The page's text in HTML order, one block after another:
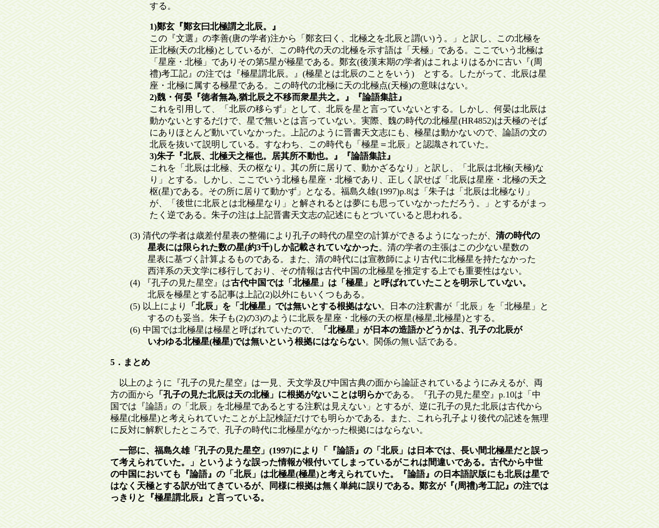
する。
1)鄭玄『鄭玄曰北極謂之北辰。』
この『文選』の李善(唐の学者)注から「鄭玄曰く、北極之を北辰と謂(い)う。」と訳し、この北極を
正北極(天の北極)としているが、この時代の天の北極を示す語は「天極」である。ここでいう北極は
「星座・北極」でありその第5星が極星である。鄭玄(後漢末期の学者)はこれよりはるかに古い『(周
禮)考工記』の注では『極星謂北辰。』(極星とは北辰のことをいう) とする。したがって、北辰は星
座・北極に属する極星である。この時代の北極に天の北極点(天極)の意味はない。
2)魏・何晏『徳者無為,猶北辰之不移而衆星共之。』『論語集註』
これを引用して、「北辰の移らず」として、北辰を星と言っていないとする。しかし、何晏は北辰は
動かないとするだけで、星で無いとは言っていない。実際、魏の時代の北極星(HR4852)は天極のそば
にありほとんど動いていなかった。上記のように晋書天文志にも、極星は動かないので、論語の文の
北辰を抜いて説明している。すなわち、この時代も「極星＝北辰」と認識されていた。
3)朱子『北辰、北極天之樞也。居其所不動也。』『論語集註』
これを「北辰は北極、天の枢なり。其の所に居りて、動かざるなり」と訳し、「北辰は北極(天極)な
り」とする。しかし、ここでいう北極も星座・北極であり、正しく訳せば「北辰は星座・北極の天之
枢(星)である。その所に居りて動かず」となる。福島久雄(1997)p.8は「朱子は「北辰は北極なり」
が、「後世に北辰とは北極星なり」と解されるとは夢にも思っていなかっただろう。」とするがまっ
たく逆である。朱子の注は上記晋書天文志の記述にもとづいていると思われる。
(3) 清代の学者は歳差付星表の整備により孔子の時代の星空の計算ができるようになったが、 清の時代の
星表には限られた数の星(約3千)しか記載されていなかった。清の学者の主張はこの少ない星数の
星表に基づく計算よるものである。また、清の時代には宣教師により古代に北極星を持たなかった
西洋系の天文学に移行しており、その情報は古代中国の北極星を推定する上でも重要性はない。
(4) 『孔子の見た星空』は古代中国では「北極星」は「極星」と呼ばれていたことを明示していない。
北辰を極星とする記事は上記(2)以外にもいくつもある。
(5) 以上により
「北辰」を「北極星」では無いとする根拠はない。日本の注釈書が「北辰」を「北極星」と
するのも妥当。朱子も(2)の3)のように北辰を星座・北極の天の枢星(極星,北極星)とする。
(6) 中国では北極星は極星と呼ばれていたので、
「北極星」が日本の造語かどうかは、孔子の北辰が
いわゆる北極星(極星)では無いという根拠にはならない。関係の無い話である。
5．まとめ
以上のように『孔子の見た星空』は一見、天文学及び中国古典の面から論証されているようにみえるが、両
方の面から 「孔子の見た北辰は天の北極」に根拠がないことは明らかである。『孔子の見た星空』p.10は「中
国では『論語』の「北辰」を北極星であるとする注釈は見えない」とするが、逆に孔子の見た北辰は古代から
極星(北極星)と考えられていたことが上記検証だけでも明らかである。また、これら孔子より後代の記述を無理
に反対に解釈したところで、孔子の時代に北極星がなかった根拠にはならない。
一部に、福島久雄「孔子の見た星空」(1997)により「『論語』の「北辰」は日本では、長い間北極星だと誤っ
て考えられていた。」というような誤った情報が根付いてしまっているがこれは間違いである。古代から中世
の中国においても『論語』の「北辰」は北極星(極星)と考えられていた。『論語』の日本語訳版にも北辰は星で
はなく天極とする訳が出てきているが、同様に根拠は無く単純に誤りである。鄭玄が『(周禮)考工記』の注では
っきりと『極星謂北辰』と言っている。